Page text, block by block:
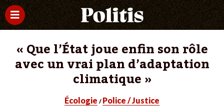
« Que l’État joue enfin son rôle
avec un vrai plan d’adaptation
climatique »
Écologie / Police / Justice